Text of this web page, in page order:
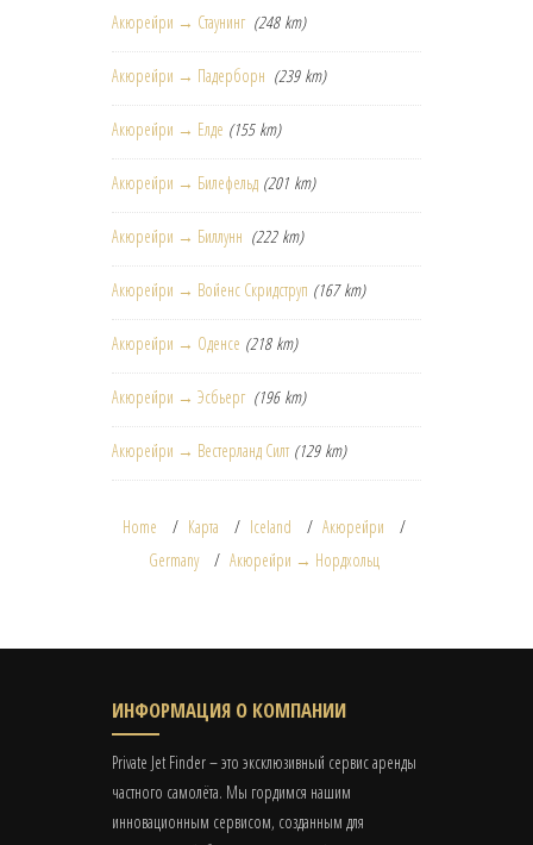
Акюрейри → Стаунинг (248 km)
Акюрейри → Падерборн (239 km)
Акюрейри → Елде (155 km)
Акюрейри → Билефельд (201 km)
Акюрейри → Биллунн (222 km)
Акюрейри → Войенс Скридструп (167 km)
Акюрейри → Оденсе (218 km)
Акюрейри → Эсбьерг (196 km)
Акюрейри → Вестерланд Силт (129 km)
Home Карта Iceland
Акюрейри
Germany
Акюрейри → Нордхольц
ИНФОРМАЦИЯ О КОМПАНИИ
Private Jet Finder – это эксклюзивный сервис аренды
частного самолёта. Мы гордимся нашим
инновационным сервисом, созданным для